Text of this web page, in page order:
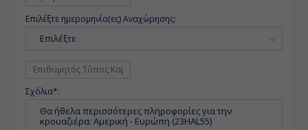
Επιλέξτε ημερομηνία(ες) Αναχώρησης:
Επιλέξτε
Σχόλια*: